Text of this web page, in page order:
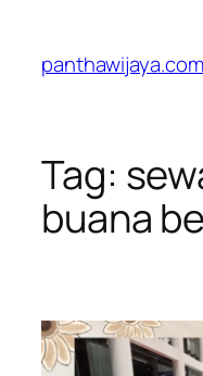
konten
panthawijaya.com
Tag:
buana